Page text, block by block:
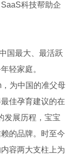
SaaS科技帮助企
国最大、最活跃
轻家庭。
为中国的准父母
佳孕育建议的在
发展历程，宝宝
的品牌。时至今
容两大支柱上为